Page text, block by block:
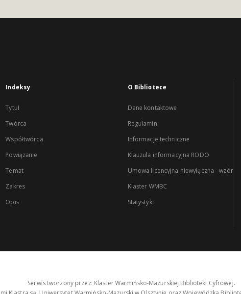
Indeksy
Tytuł
Twórca
Współtwórca
Powiązanie
Temat
Zakres
Opis
O Bibliotece
Dane kontaktowe
Regulamin
Informacje techniczne
Klauzula informacyjna RODO
Umowa licencyjna niewyłączna - wzór
Klaster WMBC
Statystyki
Serwis tworzony przez: Klaster Warmińsko-Mazurskiej Biblioteki Cyfrowej.